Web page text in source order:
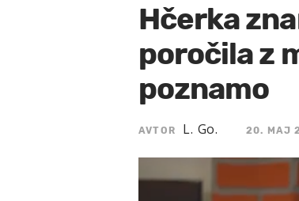
Hčerka
poročila z
poznamo
AVTOR L. Go. 20. MAJ